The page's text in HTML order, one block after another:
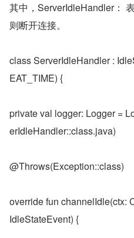
其中，ServerIdleHandler：
则断开连接。
class ServerIdleHandler :
EAT_TIME) {
private val logger: Logger =
erIdleHandler::class.java)
@Throws(Exception::class)
override fun channelIdle(ctx:
IdleStateEvent) {